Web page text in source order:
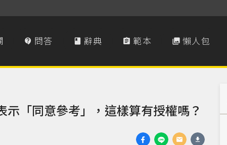
 問答  辭典  範本  懶人包
「同意參考」，這樣算有授權嗎？